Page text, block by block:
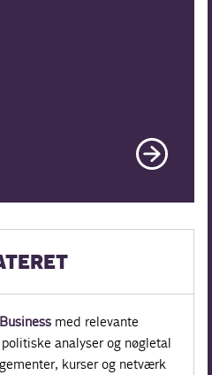
med relevante
analyser og nøgletal
kurser og netværk